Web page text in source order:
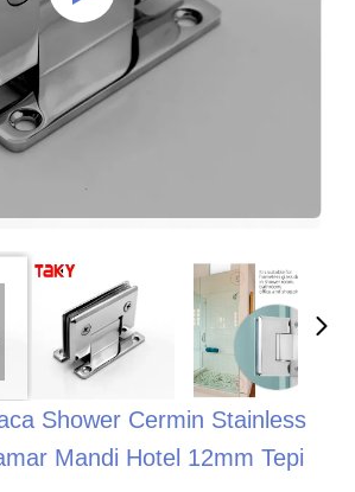
Shower Cermin Stainless
Mandi Hotel 12mm Tepi